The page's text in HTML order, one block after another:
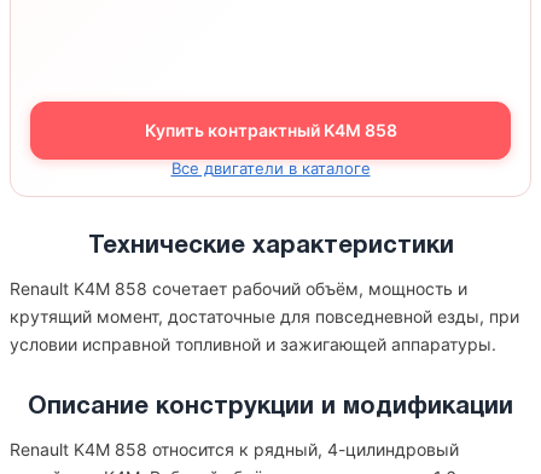
Купить контрактный K4M 858
Все двигатели в каталоге
Технические характеристики
Renault K4M 858 сочетает рабочий объём, мощность и
крутящий момент, достаточные для повседневной езды, при
условии исправной топливной и зажигающей аппаратуры.
Описание конструкции и модификации
Renault K4M 858 относится к рядный, 4-цилиндровый